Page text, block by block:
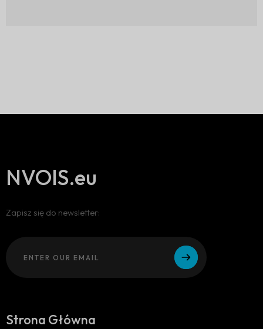
NVOIS.eu
Zapisz się do newsletter:
Strona Główna